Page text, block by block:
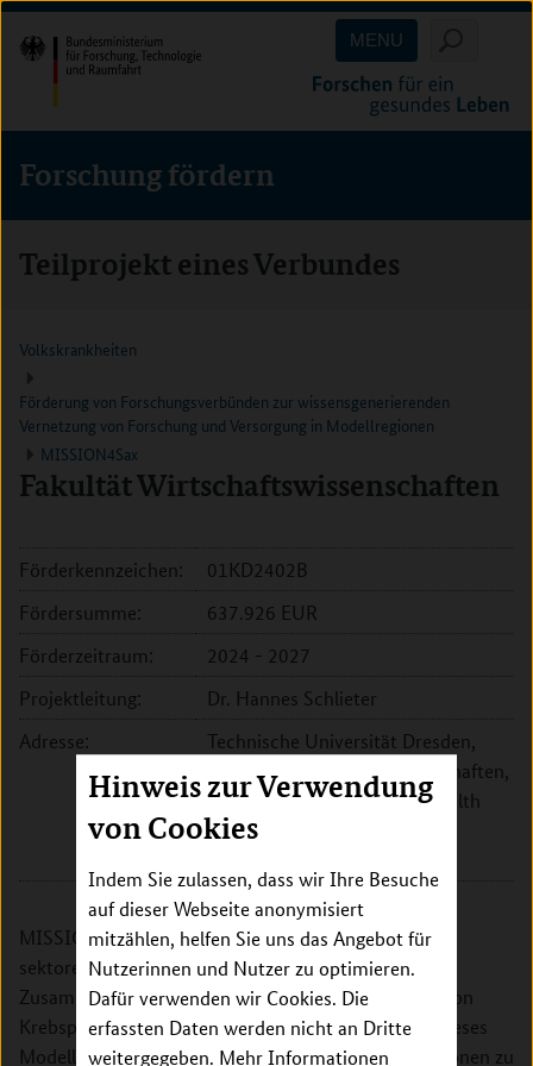
Hinweis zur Verwendung
von Cookies
Indem Sie zulassen, dass wir Ihre Besuche
auf dieser Webseite anonymisiert
mitzählen, helfen Sie uns das Angebot für
Nutzerinnen und Nutzer zu optimieren.
Dafür verwenden wir Cookies. Die
erfassten Daten werden nicht an Dritte
weitergegeben. Mehr Informationen
Direkt
zum
Inhalt
(Eingabetaste)
Direkt
zum
Hauptmenu
(Eingabetaste)
Direkt
zur
Suche
(Eingabetaste)
MENU
Forschung fördern
Teilprojekt eines Verbundes
Volkskrankheiten
Förderung von Forschungsverbünden zur wissensgenerierenden
Vernetzung von Forschung und Versorgung in Modellregionen
MISSION4Sax
Fakultät Wirtschaftswissenschaften
Förderkennzeichen:
01KD2402B
Fördersumme:
637.926 EUR
Förderzeitraum:
2024 - 2027
Projektleitung:
Dr. Hannes Schlieter
Adresse:
Technische Universität Dresden,
Fakultät Wirtschaftswissenschaften,
Forschungsgruppe Digital Health
Münchner Platz 3
MISSION4Sax etabliert ein Pilotmodell für die
sektorenübergreifende und interdisziplinäre
Zusammenarbeit zur Optimierung der Behandlung von
Krebspatientinnen und -Patienten in Ostsachsen. Dieses
Modell hat das Potenzial, als Modell für andere Regionen zu